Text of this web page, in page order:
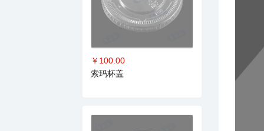
￥100.00
索玛杯盖